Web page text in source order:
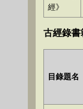
經》
古經錄書
目錄題名